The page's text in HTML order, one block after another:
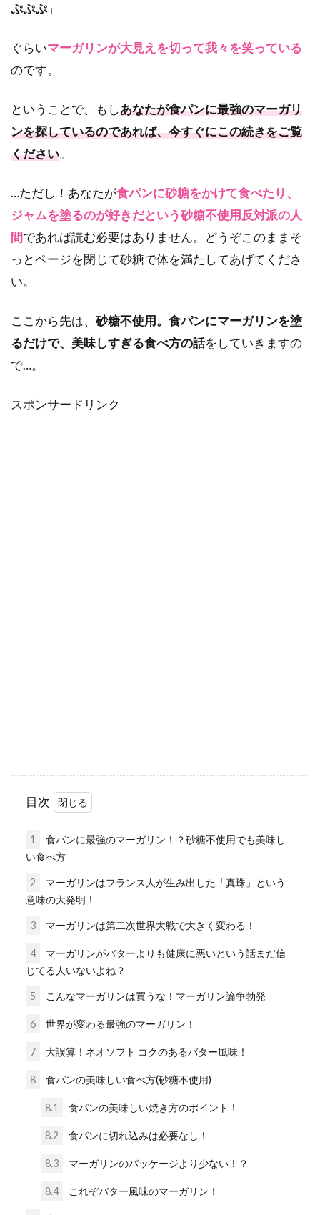
ぷぷぷ」
ぐらいマーガリンが大見えを切って我々を笑っている
のです。
ということで、もしあなたが食パンに最強のマーガリ
ンを探しているのであれば、今すぐにこの続きをご覧
ください。
…ただし！あなたが食パンに砂糖をかけて食べたり、
ジャムを塗るのが好きだという砂糖不使用反対派の人
間であれば読む必要はありません。どうぞこのままそ
っとページを閉じて砂糖で体を満たしてあげてくださ
い。
ここから先は、 砂糖不使用。食パンにマーガリンを塗
るだけで、美味しすぎる食べ方の話をしていきますの
で…。
スポンサードリンク
目次
1
食パンに最強のマーガリン！？砂糖不使用でも美味し
い食べ方
2
マーガリンはフランス人が生み出した「真珠」という
意味の大発明！
3 マーガリンは第二次世界大戦で大きく変わる！
4
マーガリンがバターよりも健康に悪いという話まだ信
じてる人いないよね？
5 こんなマーガリンは買うな！マーガリン論争勃発
6 世界が変わる最強のマーガリン！
7 大誤算！ネオソフト コクのあるバター風味！
8 食パンの美味しい食べ方(砂糖不使用)
8.1 食パンの美味しい焼き方のポイント！
8.2 食パンに切れ込みは必要なし！
8.3 マーガリンのパッケージより少ない！？
8.4 これぞバター風味のマーガリン！